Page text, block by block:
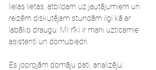
lielas lietas, atbildam uz jautājumiem un
reizēm diskutējam stundām ilgi kā ar
labāko draugu. MI rīki ir mani uzticamie
asistenti un domubiedri.
Es joprojām domāju pati, analizēju,